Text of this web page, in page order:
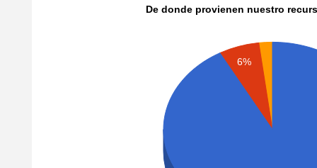
De donde provienen nuestro
6%